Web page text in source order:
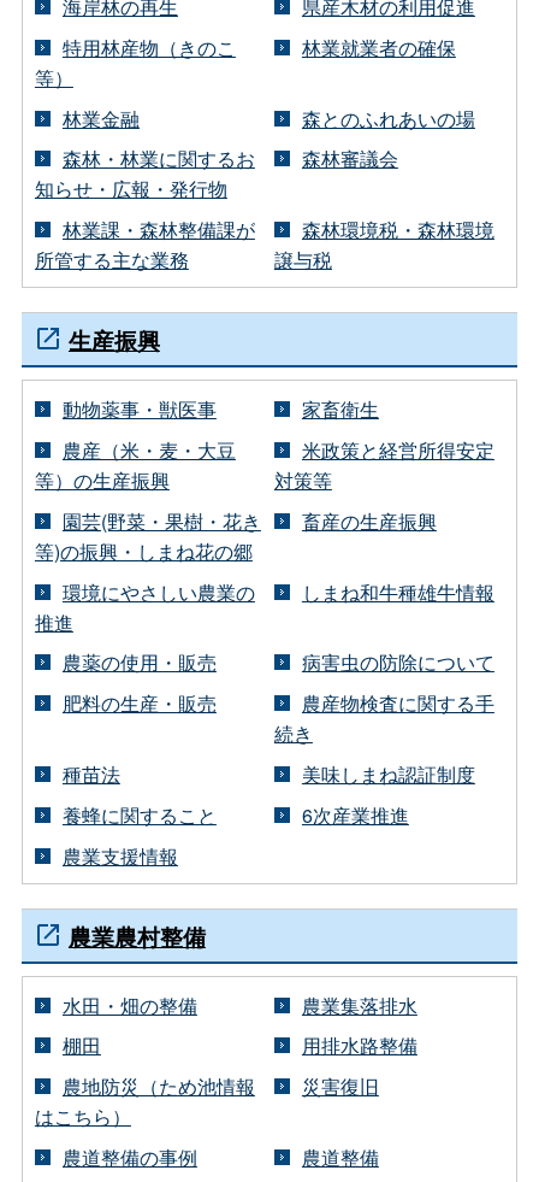
海岸林の再生
県産木材の利用促進
特用林産物（きのこ
等）
林業就業者の確保
林業金融
森とのふれあいの場
森林・林業に関するお
知らせ・広報・発行物
森林審議会
林業課・森林整備課が
所管する主な業務
森林環境税・森林環境
譲与税
生産振興
動物薬事・獣医事
家畜衛生
農産（米・麦・大豆
等）の生産振興
米政策と経営所得安定
対策等
園芸(野菜・果樹・花き
等)の振興・しまね花の郷
畜産の生産振興
環境にやさしい農業の
推進
しまね和牛種雄牛情報
農薬の使用・販売
病害虫の防除について
肥料の生産・販売
農産物検査に関する手
続き
種苗法
美味しまね認証制度
養蜂に関すること
6次産業推進
農業支援情報
農業農村整備
水田・畑の整備
農業集落排水
棚田
用排水路整備
農地防災（ため池情報
はこちら）
災害復旧
農道整備の事例
農道整備